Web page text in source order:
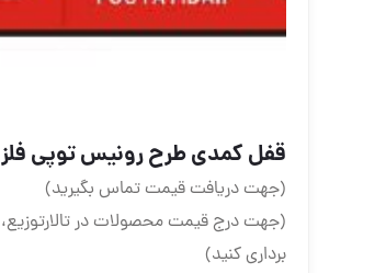
قفل کمدی طرح رونیس توپی فلز
(جهت دریافت قیمت تماس بگیرید)
(جهت درج قیمت محصولات در تالارتوزیع، از
برداری کنید)